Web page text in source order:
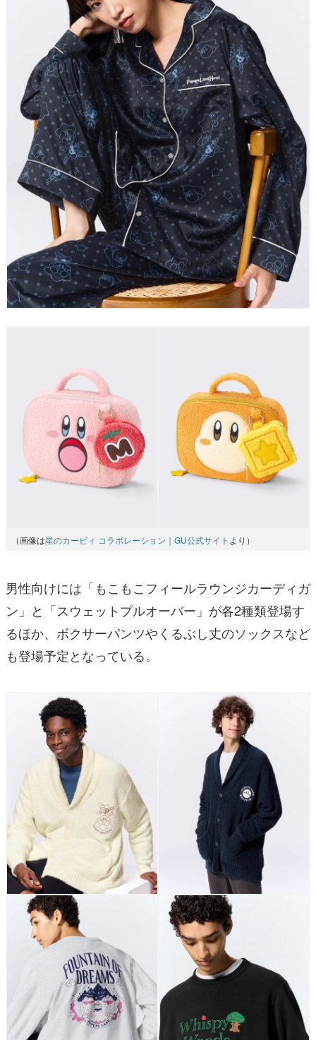
（画像は星のカービィ コラボレーション｜GU公式サイト より）
男性向けには「もこもこフィールラウンジカーディガ
ン」と「スウェットプルオーバー」が各2種類登場す
るほか、ボクサーパンツやくるぶし丈のソックスなど
も登場予定となっている。